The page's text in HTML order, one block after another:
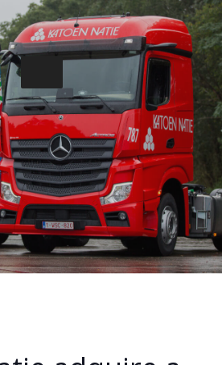
Pular
para
o